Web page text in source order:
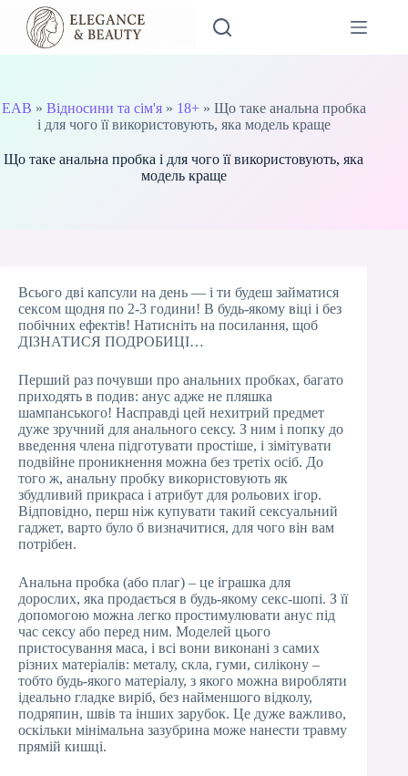
Перейти
вмісту
EAB » Відносини та сім'я» 18+» Що таке анальна пробка
і для чого її використовують, яка модель краще
Що таке анальна пробка і для чого її використовують, яка
модель краще
Всього дві капсули на день — і ти будеш займатися
сексом щодня по 2-3 години! В будь-якому віці і без
побічних ефектів! Натисніть на посилання, щоб
ДІЗНАТИСЯ ПОДРОБИЦІ…
Перший раз почувши про анальних пробках, багато
приходять в подив: анус адже не пляшка
шампанського! Насправді цей нехитрий предмет
дуже зручний для анального сексу. З ним і попку до
введення члена підготувати простіше, і зімітувати
подвійне проникнення можна без третіх осіб. До
того ж, анальну пробку використовують як
збудливий прикраса і атрибут для рольових ігор.
Відповідно, перш ніж купувати такий сексуальний
гаджет, варто було б визначитися, для чого він вам
потрібен.
Анальна пробка (або плаг) – це іграшка для
дорослих, яка продається в будь-якому секс-шопі. З її
допомогою можна легко простимулювати анус під
час сексу або перед ним. Моделей цього
пристосування маса, і всі вони виконані з самих
різних матеріалів: металу, скла, гуми, силікону –
тобто будь-якого матеріалу, з якого можна виробляти
ідеально гладке виріб, без найменшого відколу,
подряпин, швів та інших зарубок. Це дуже важливо,
оскільки мінімальна зазубрина може нанести травму
прямій кишці.